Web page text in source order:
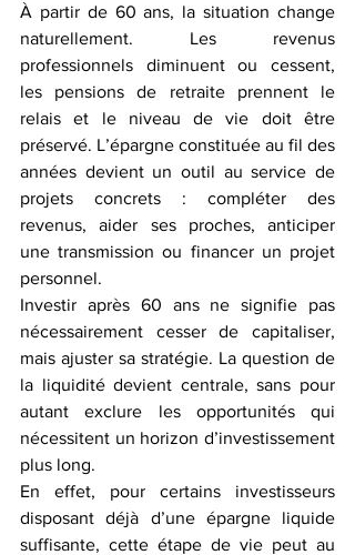
À partir de 60 ans, la situation change
naturellement. Les revenus
professionnels diminuent ou cessent,
les pensions de retraite prennent le
relais et le niveau de vie doit être
préservé. L’épargne constituée au fil des
années devient un outil au service de
projets concrets : compléter des
revenus, aider ses proches, anticiper
une transmission ou financer un projet
personnel.
Investir après 60 ans ne signifie pas
nécessairement cesser de capitaliser,
mais ajuster sa stratégie. La question de
la liquidité devient centrale, sans pour
autant exclure les opportunités qui
nécessitent un horizon d’investissement
plus long.
En effet, pour certains investisseurs
disposant déjà d’une épargne liquide
suffisante, cette étape de vie peut au